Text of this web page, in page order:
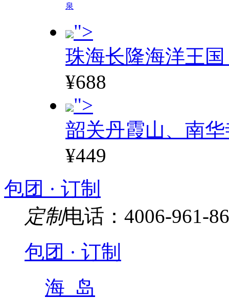
泉
">
珠海长隆海洋王
¥688
">
韶关丹霞山、南
¥449
包团 · 订制
定制电话：4006-961-
包团 · 订制
海 岛